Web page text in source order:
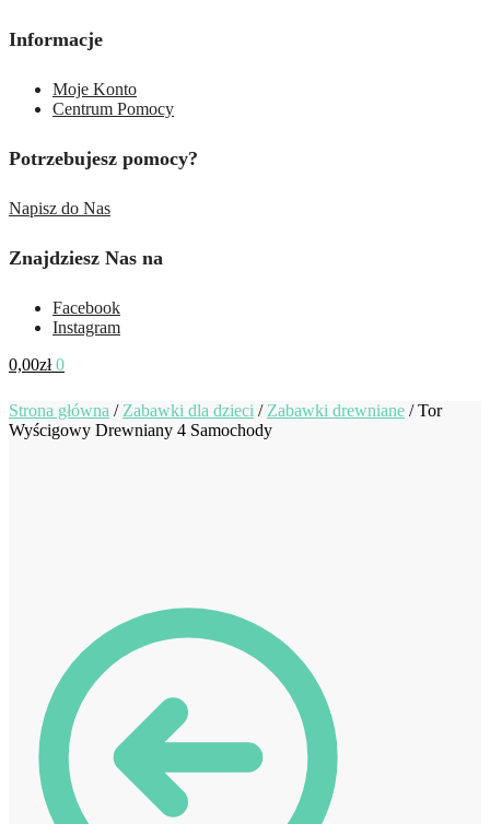
Informacje
Moje Konto
Centrum Pomocy
Potrzebujesz pomocy?
Napisz do Nas
Znajdziesz Nas na
Facebook
Instagram
0,00zł 0
Strona główna / Zabawki dla dzieci / Zabawki drewniane /Tor
Wyścigowy Drewniany 4 Samochody